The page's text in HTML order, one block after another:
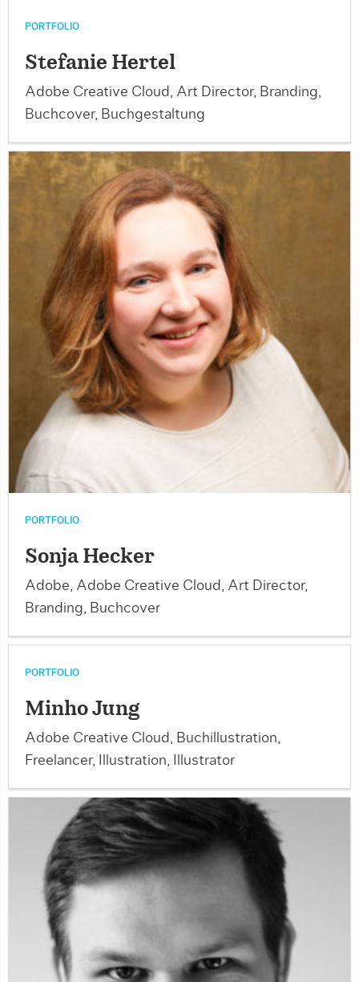
PORTFOLIO
Stefanie Hertel
Adobe Creative Cloud, Art Director, Branding,
Buchcover, Buchgestaltung
PORTFOLIO
Sonja Hecker
Adobe, Adobe Creative Cloud, Art Director,
Branding, Buchcover
PORTFOLIO
Minho Jung
Adobe Creative Cloud, Buchillustration,
Freelancer, Illustration, Illustrator